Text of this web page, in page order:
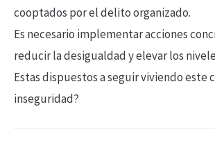
cooptados por el delito organizado.
Es necesario implementar acciones
reducir la desigualdad y elevar los
Estas dispuestos a seguir viviendo este
inseguridad?